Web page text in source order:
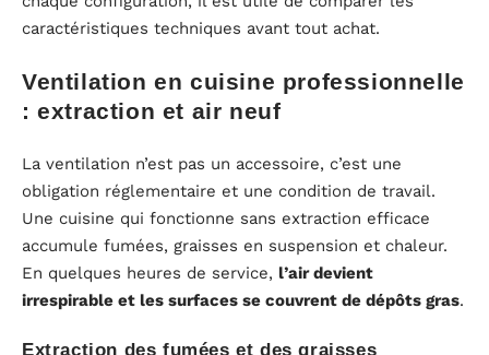
caractéristiques techniques avant tout achat.
Ventilation en cuisine professionnelle
: extraction et air neuf
La ventilation n’est pas un accessoire, c’est une
obligation réglementaire et une condition de travail.
Une cuisine qui fonctionne sans extraction efficace
accumule fumées, graisses en suspension et chaleur.
En quelques heures de service, l’air devient
irrespirable et les surfaces se couvrent de dépôts gras.
Extraction des fumées et des graisses